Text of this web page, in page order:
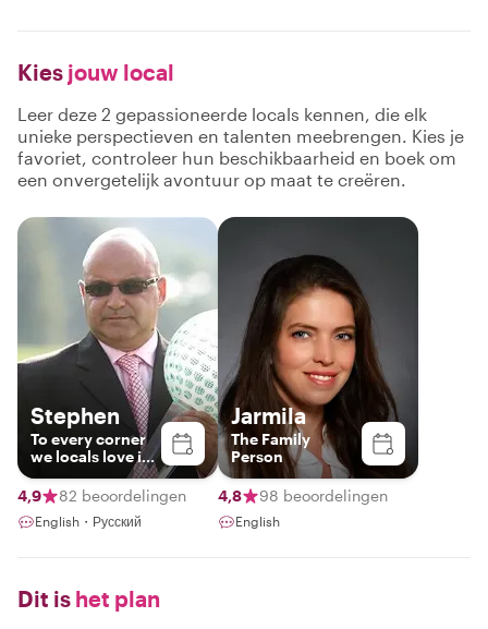
Kies jouw local
Leer deze 2 gepassioneerde locals kennen, die elk
unieke perspectieven en talenten meebrengen. Kies je
favoriet, controleer hun beschikbaarheid en boek om
een onvergetelijk avontuur op maat te creëren.
Stephen
To every corner
we locals love in
Prague
4,9
82 beoordelingen
English・Русский
Jarmila
The Family
Person
4,8 98 beoordelingen
English
Dit is het plan